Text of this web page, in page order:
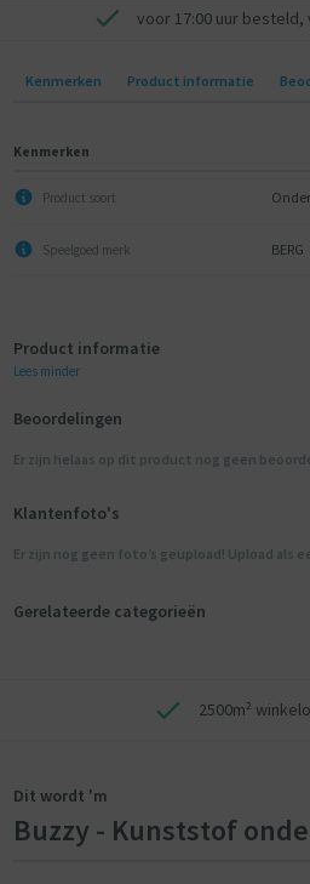
voor 17:00 uur
Kenmerken Product informatie
Kenmerken
Product soort
Speelgoed merk BERG
Product informatie
Lees minder
Beoordelingen
Er zijn helaas op dit product nog geen
Klantenfoto's
Er zijn nog geen foto’s geupload! Upload als
Gerelateerde categorieën
2500m²
Dit wordt 'm
Buzzy - Kunststof